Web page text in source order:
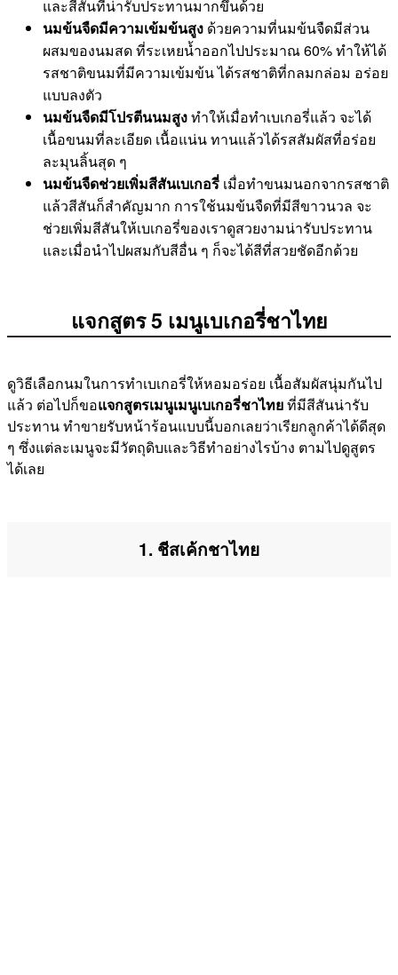
และสีสันที่น่ารับประทานมากขึ้นด้วย
นมข้นจืดมีความเข้มข้นสูง ด้วยความที่นมข้นจืดมีส่วน
ผสมของนมสด ที่ระเหยน้ำออกไปประมาณ 60% ทำให้ได้
รสชาติขนมที่มีความเข้มข้น ได้รสชาติที่กลมกล่อม อร่อย
แบบลงตัว
นมข้นจืดมีโปรตีนนมสูงทำให้เมื่อทำเบเกอรี่แล้ว จะได้
เนื้อขนมที่ละเอียด เนื้อแน่น ทานแล้วได้รสสัมผัสที่อร่อย
ละมุนลิ้นสุด ๆ
นมข้นจืดช่วยเพิ่มสีสันเบเกอรี่ เมื่อทำขนมนอกจากรสชาติ
แล้วสีสันก็สำคัญมาก การใช้นมข้นจืดที่มีสีขาวนวล จะ
ช่วยเพิ่มสีสันให้เบเกอรี่ของเราดูสวยงามน่ารับประทาน
และเมื่อนำไปผสมกับสีอื่น ๆ ก็จะได้สีที่สวยชัดอีกด้วย
แจกสูตร 5 เมนูเบเกอรี่ชาไทย
ดูวิธีเลือกนมในการทำเบเกอรี่ให้หอมอร่อย เนื้อสัมผัสนุ่มกันไป
แล้ว ต่อไปก็ขอแจกสูตรเมนูเมนูเบเกอรี่ชาไทยที่มีสีสันน่ารับ
ประทาน ทำขายรับหน้าร้อนแบบนี้บอกเลยว่าเรียกลูกค้าได้ดีสุด
ๆ ซึ่งแต่ละเมนูจะมีวัตถุดิบและวิธีทำอย่างไรบ้าง ตามไปดูสูตร
ได้เลย
1. ชีสเค้กชาไทย